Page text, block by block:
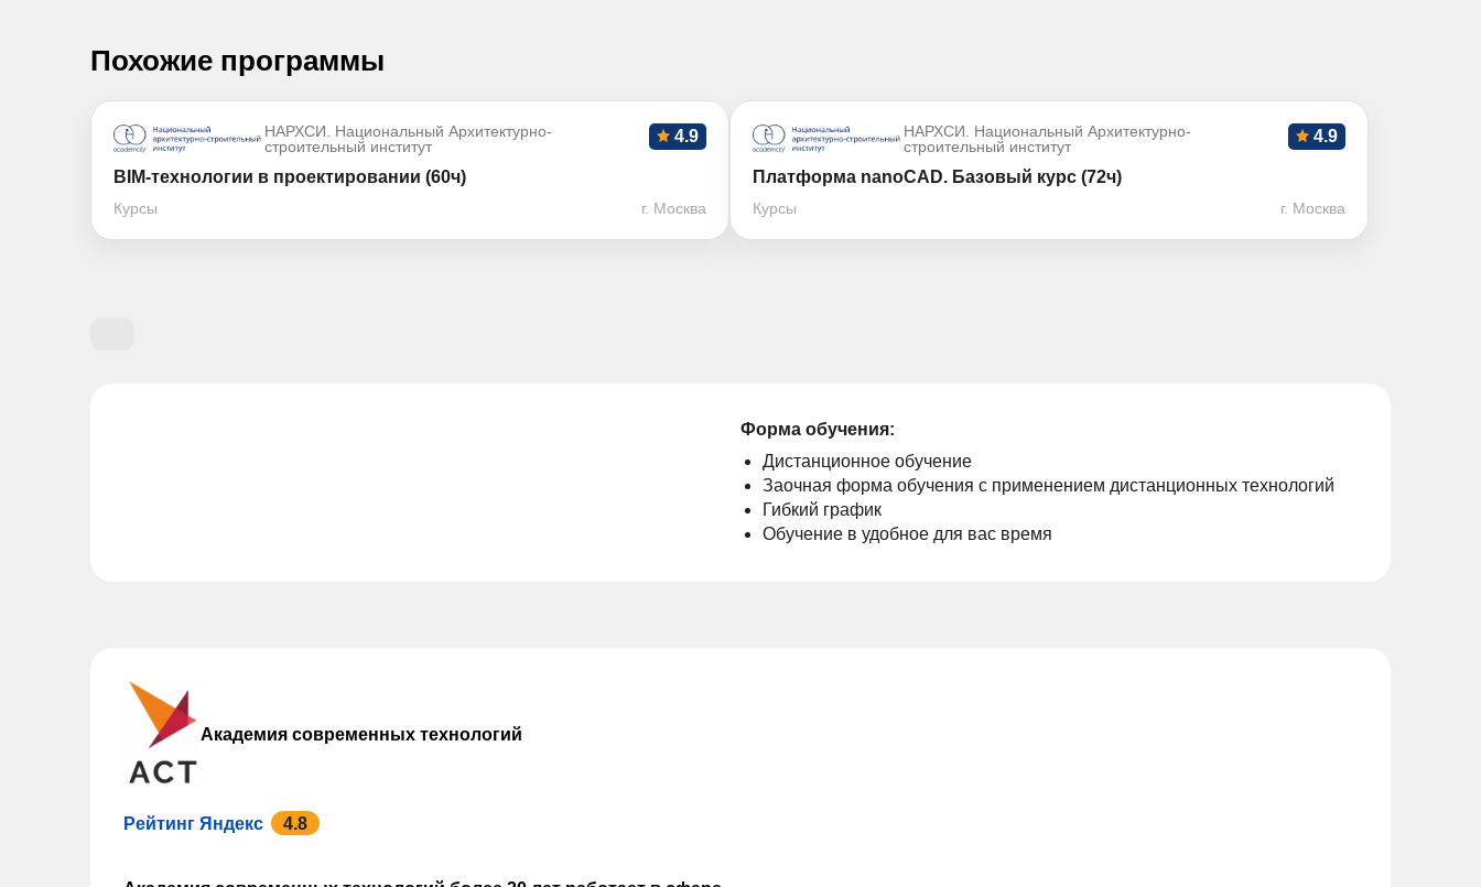
Похожие программы
НАРХСИ. Национальный Архитектурно-
строительный институт
4.9
BIM-технологии в проектировании (60ч)
Курсы г. Москва
НАРХСИ. Национальный Архитектурно-
строительный институт
4.9
Платформа nanoCAD. Базовый курс (72ч)
Курсы г. Москва
Форма обучения:
Дистанционное обучение
Заочная форма обучения с применением дистанционных технологий
Гибкий график
Обучение в удобное для вас время
Академия современных технологий
Рейтинг Яндекс 4.8